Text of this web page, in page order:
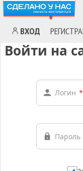
ВХОД
Войти на
Логин *
Пароль